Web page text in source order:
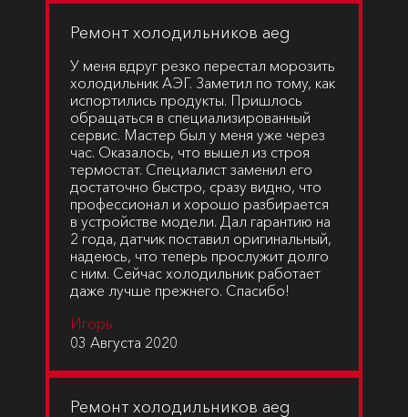
Ремонт холодильников aeg
У меня вдруг резко перестал морозить
холодильник АЭГ. Заметил по тому, как
испортились продукты. Пришлось
обращаться в специализированный
сервис. Мастер был у меня уже через
час. Оказалось, что вышел из строя
термостат. Специалист заменил его
достаточно быстро, сразу видно, что
профессионал и хорошо разбирается
в устройстве модели. Дал гарантию на
2 года, датчик поставил оригинальный,
надеюсь, что теперь прослужит долго
с ним. Сейчас холодильник работает
даже лучше прежнего. Спасибо!
Игорь
03 Августа 2020
Ремонт холодильников aeg